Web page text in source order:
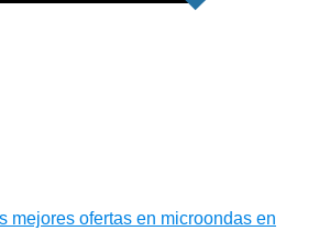
mejores ofertas en microondas en